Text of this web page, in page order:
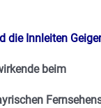
die Innleiten
beim